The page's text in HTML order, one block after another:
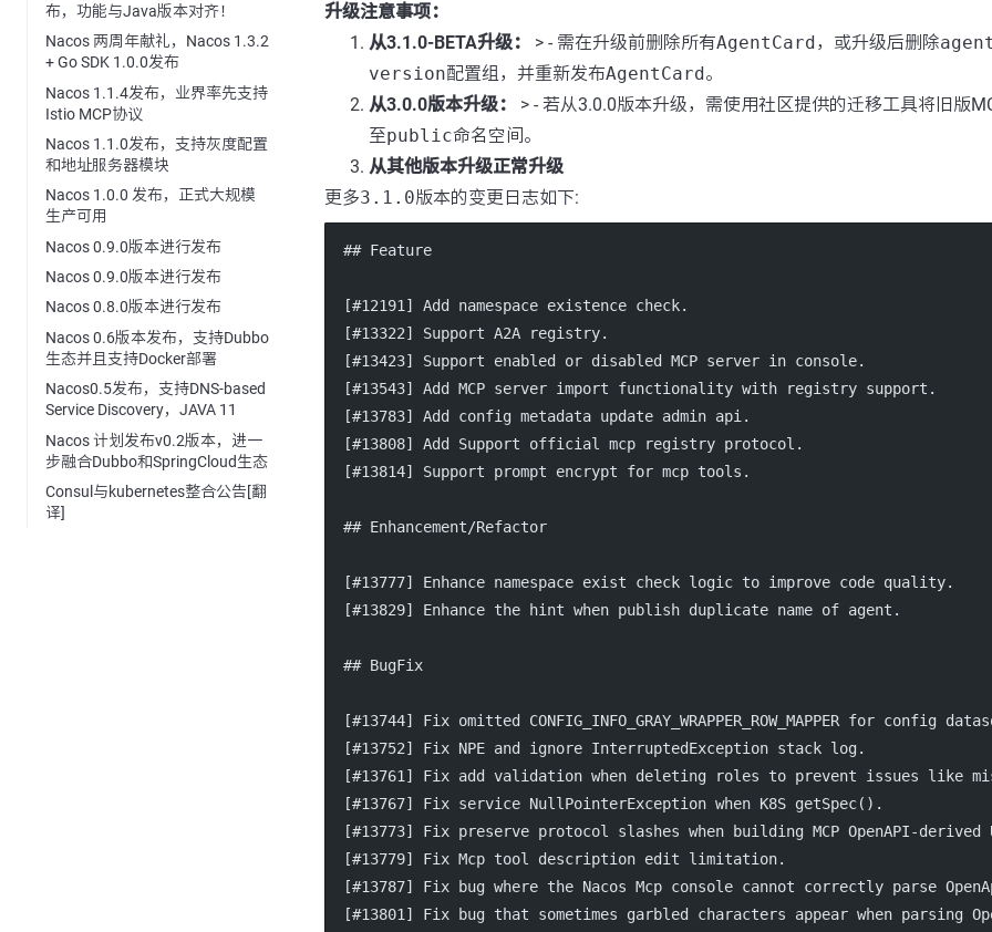
布，功能与Java版本对齐！
Nacos 两周年献礼，Nacos 1.3.2
+ Go SDK 1.0.0发布
Nacos 1.1.4发布，业界率先支持
Istio MCP协议
Nacos 1.1.0发布，支持灰度配置
和地址服务器模块
Nacos 1.0.0 发布，正式大规模
生产可用
Nacos 0.9.0版本进行发布
Nacos 0.9.0版本进行发布
Nacos 0.8.0版本进行发布
Nacos 0.6版本发布，支持Dubbo
生态并且支持Docker部署
Nacos0.5发布，支持DNS-based
Service Discovery，JAVA 11
Nacos 计划发布v0.2版本，进一
步融合Dubbo和SpringCloud生态
Consul与kubernetes整合公告[翻
译]
升级注意事项：
从3.1.0-BETA升级：
> - 需在升级前删除所有AgentCard，或升级后删除agent
version配置组，并重新发布AgentCard。
从3.0.0版本升级：
> - 若从3.0.0版本升级，需使用社区提供的迁移工具将旧版
至public命名空间。
从其他版本升级正常升级
更多3.1.0版本的变更日志如下:
  ## Feature
  [
#12191 ] Add namespace existence check.
  [
#13322] Support A2A registry.
  [
#13423] Support enabled or disabled MCP server in console.
  [
#13543] Add MCP server import functionality with registry support.
  [
#13783] Add config metadata update admin api.
  [
#13808] Add Support official mcp registry protocol.
  [
#13814] Support prompt encrypt for mcp tools.
  ## Enhancement/Refactor
  [
#13777] Enhance namespace exist check logic to improve code quality.
  [
#13829] Enhance the hint when publish duplicate name of agent.
  ## BugFix
  [
#13744] Fix omitted CONFIG_INFO_GRAY_WRAPPER_ROW_MAPPER for config
  [
#13752] Fix NPE and ignore InterruptedException stack log.
  [
#13761 ] Fix add validation when deleting roles to prevent issues like
  [
#13767] Fix service NullPointerException when K8S getSpec().
  [
#13773] Fix preserve protocol slashes when building MCP OpenAPI-derived
  [
#13779] Fix Mcp tool description edit limitation.
  [
#13787] Fix bug where the Nacos Mcp console cannot correctly parse
  [
#13801 ] Fix bug that sometimes garbled characters appear when parsing